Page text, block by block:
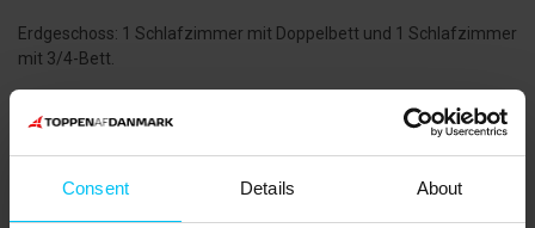
Consent Details About
Erdgeschoss: 1 Schlafzimmer mit Doppelbett und 1 Schlafzimmer
mit 3/4-Bett.
Doppelbett.
steile Treppe): Schlafzimmer mit 3/4-Bett.